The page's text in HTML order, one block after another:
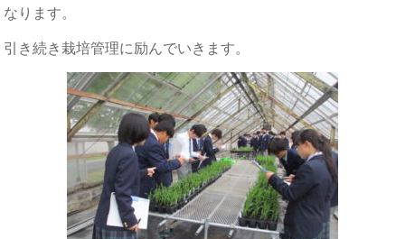
なります。
引き続き栽培管理に励んでいきます。